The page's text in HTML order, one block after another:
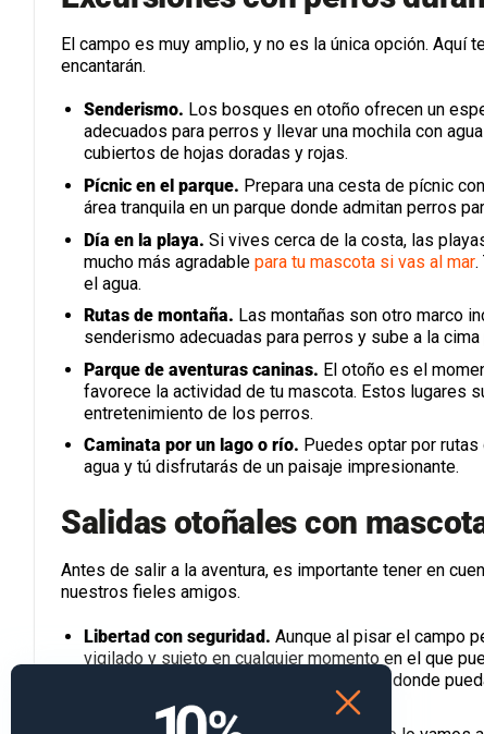
El campo es muy amplio, y no es la única opción.
encantarán.
Senderismo. Los bosques en otoño ofrecen un
adecuados para perros y llevar una mochila con
cubiertos de hojas doradas y rojas.
Pícnic en el parque. Prepara una cesta de pícnic
área tranquila en un parque donde admitan perros
Día en la playa. Si vives cerca de la costa, las
mucho más agradable para tu mascota si vas al mar.
el agua.
Rutas de montaña. Las montañas son otro marco
senderismo adecuadas para perros y sube a la
Parque de aventuras caninas. El otoño es el
favorece la actividad de tu mascota. Estos lugares
entretenimiento de los perros.
Caminata por un lago o río. Puedes optar por
agua y tú disfrutarás de un paisaje impresionante.
Salidas otoñales con
Antes de salir a la aventura, es importante tener en
nuestros fieles amigos.
Libertad con seguridad. Aunque al pisar el campo
vigilado y sujeto en cualquier momento en el que
importante en áreas con vida silvestre o donde
buena opción.